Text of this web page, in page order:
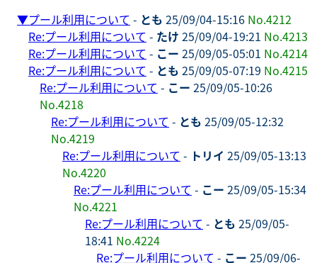
▼プール利用について - とも 25/09/04-15:16 No.4212
Re:プール利用について - たけ 25/09/04-19:21 No.4213
Re:プール利用について - こー 25/09/05-05:01 No.4214
Re:プール利用について - とも 25/09/05-07:19 No.4215
Re:プール利用について - こー 25/09/05-10:26
No.4218
Re:プール利用について - とも 25/09/05-12:32
No.4219
Re:プール利用について - トリイ 25/09/05-13:13
No.4220
Re:プール利用について - こー 25/09/05-15:34
No.4221
Re:プール利用について - とも 25/09/05-
18:41 No.4224
Re:プール利用について - こー 25/09/06-